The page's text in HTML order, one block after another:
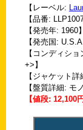
【レーベル:
【品番: LLP1007
【発売年: 1960】
【発売国: U.S.A.
【コンディシ
+>】
【ジャケット
【盤質詳細: モ
【値段: 12,100円